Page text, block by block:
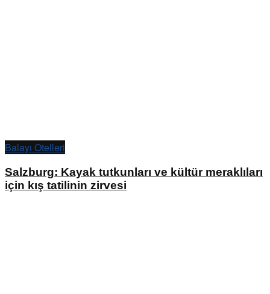
Balayı Otelleri
Salzburg: Kayak tutkunları ve kültür meraklıları
için kış tatilinin zirvesi